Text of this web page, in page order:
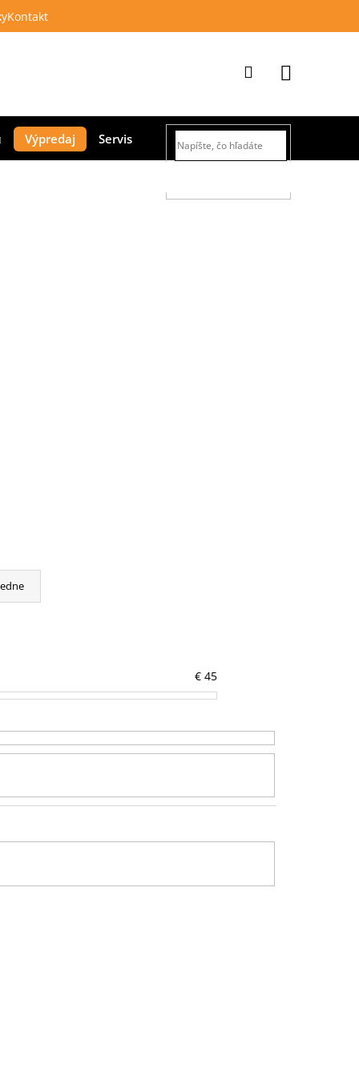
Kontakt
Výpredaj Servis
Prihlásenie
košík
€ 45